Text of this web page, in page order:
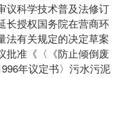
议科学技术普及法修订
长授权国务院在营商环
法有关规定的决定草案
批准《〈《防止倾倒废
年议定书〉污水污泥